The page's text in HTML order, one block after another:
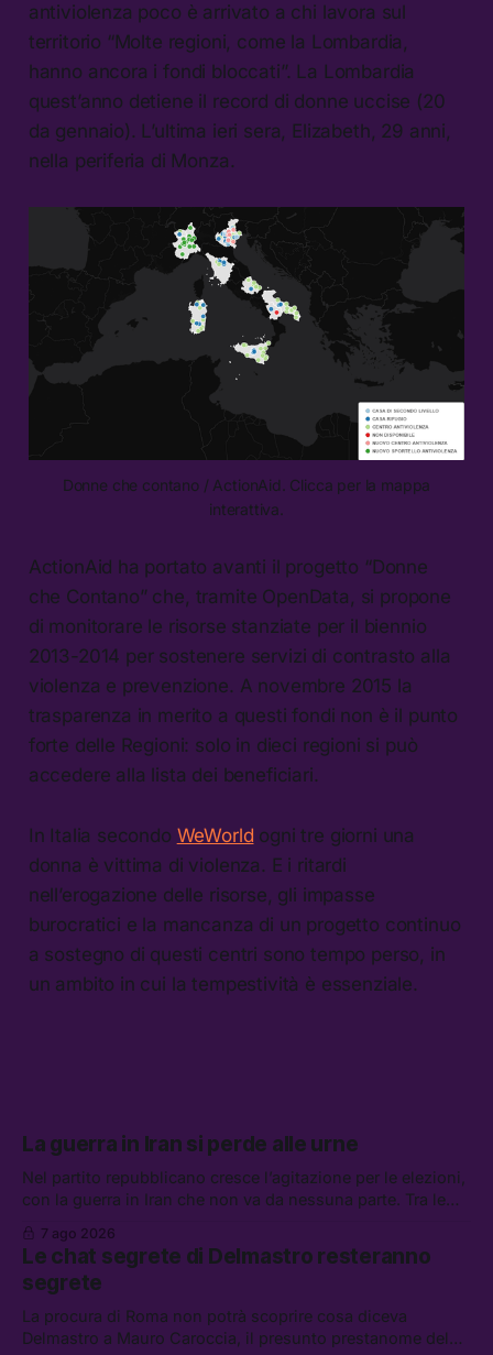
antiviolenza poco è arrivato a chi lavora sul
territorio “Molte regioni, come la Lombardia,
hanno ancora i fondi bloccati”. La Lombardia
quest’anno detiene il record di donne uccise (20
da gennaio). L’ultima ieri sera, Elizabeth, 29 anni,
nella periferia di Monza.
Donne che contano / ActionAid. Clicca per la mappa
interattiva.
ActionAid ha portato avanti il progetto “Donne
che Contano” che, tramite OpenData, si propone
di monitorare le risorse stanziate per il biennio
2013-2014 per sostenere servizi di contrasto alla
violenza e prevenzione. A novembre 2015 la
trasparenza in merito a questi fondi non è il punto
forte delle Regioni: solo in dieci regioni si può
accedere alla lista dei beneficiari.
In Italia secondo WeWorld ogni tre giorni una
donna è vittima di violenza. E i ritardi
nell’erogazione delle risorse, gli impasse
burocratici e la mancanza di un progetto continuo
a sostegno di questi centri sono tempo perso, in
un ambito in cui la tempestività è essenziale.
La guerra in Iran si perde alle urne
Nel partito repubblicano cresce l’agitazione per le elezioni,
con la guerra in Iran che non va da nessuna parte. Tra le
altre notizie: due alti dirigenti del Mossad hanno perso il
lavoro, Schlein prova a mettere in sicurezza la coalizione, e
che cos’è lo “Spiralismo,” la religione degli agenti IA
7 ago 2026
Le chat segrete di Delmastro resteranno
segrete
La procura di Roma non potrà scoprire cosa diceva
Delmastro a Mauro Caroccia, il presunto prestanome del